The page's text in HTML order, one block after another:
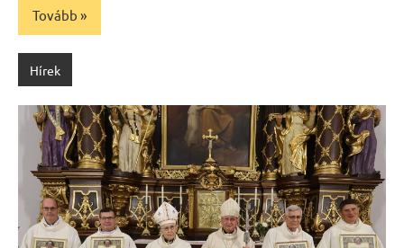
Tovább
Hírek